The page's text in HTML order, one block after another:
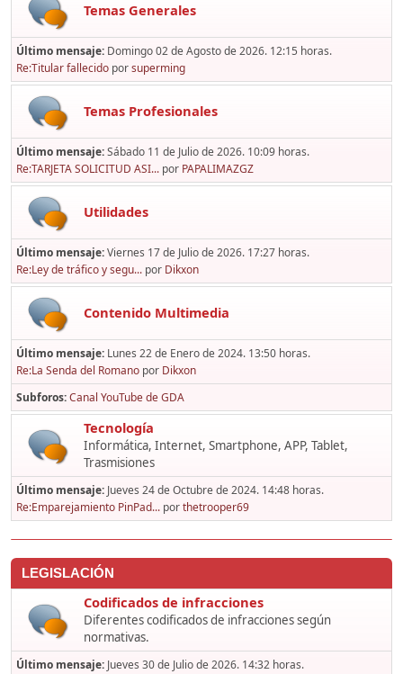
Temas Generales
Último mensaje: Domingo 02 de Agosto de 2026. 12:15 horas.
Re:Titular fallecido porsuperming
Temas Profesionales
Último mensaje:Sábado 11 de Julio de 2026. 10:09 horas.
Re:TARJETA SOLICITUD ASI... por PAPALIMAZGZ
Utilidades
Último mensaje:Viernes 17 de Julio de 2026. 17:27 horas.
Re:Ley de tráfico y segu... por Dikxon
Contenido Multimedia
Último mensaje: Lunes 22 de Enero de 2024. 13:50 horas.
Re:La Senda del Romano por Dikxon
Subforos Canal YouTube de GDA
Tecnología
Informática, Internet, Smartphone, APP, Tablet,
Trasmisiones
Último mensaje: Jueves 24 de Octubre de 2024. 14:48 horas.
Re:Emparejamiento PinPad... porthetrooper69
LEGISLACIÓN
Codificados de infracciones
Diferentes codificados de infracciones según
normativas.
Último mensaje: Jueves 30 de Julio de 2026. 14:32 horas.